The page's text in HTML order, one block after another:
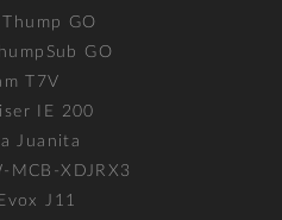
GO
GO
T7V
IE 200
Juanita
MCB-XDJRX3
J11